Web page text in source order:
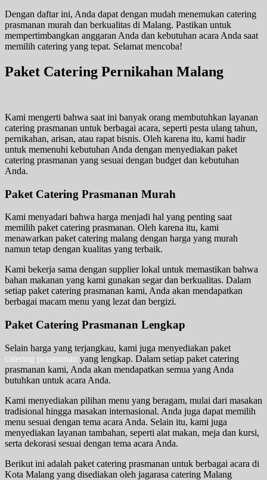
Dengan daftar ini, Anda dapat dengan mudah menemukan catering
prasmanan murah dan berkualitas di Malang. Pastikan untuk
mempertimbangkan anggaran Anda dan kebutuhan acara Anda saat
memilih catering yang tepat. Selamat mencoba!
Paket Catering Pernikahan Malang
Kami mengerti bahwa saat ini banyak orang membutuhkan layanan
catering prasmanan untuk berbagai acara, seperti pesta ulang tahun,
pernikahan, arisan, atau rapat bisnis. Oleh karena itu, kami hadir
untuk memenuhi kebutuhan Anda dengan menyediakan paket
catering prasmanan yang sesuai dengan budget dan kebutuhan
Anda.
Paket Catering Prasmanan Murah
Kami menyadari bahwa harga menjadi hal yang penting saat
memilih paket catering prasmanan. Oleh karena itu, kami
menawarkan paket catering malang dengan harga yang murah
namun tetap dengan kualitas yang terbaik.
Kami bekerja sama dengan supplier lokal untuk memastikan bahwa
bahan makanan yang kami gunakan segar dan berkualitas. Dalam
setiap paket catering prasmanan kami, Anda akan mendapatkan
berbagai macam menu yang lezat dan bergizi.
Paket Catering Prasmanan Lengkap
Selain harga yang terjangkau, kami juga menyediakan paket
catering prasmanan yang lengkap. Dalam setiap paket catering
prasmanan kami, Anda akan mendapatkan semua yang Anda
butuhkan untuk acara Anda.
Kami menyediakan pilihan menu yang beragam, mulai dari masakan
tradisional hingga masakan internasional. Anda juga dapat memilih
menu sesuai dengan tema acara Anda. Selain itu, kami juga
menyediakan layanan tambahan, seperti alat makan, meja dan kursi,
serta dekorasi sesuai dengan tema acara Anda.
Berikut ini adalah paket catering prasmanan untuk berbagai acara di
Kota Malang yang disediakan oleh jagarasa catering Malang